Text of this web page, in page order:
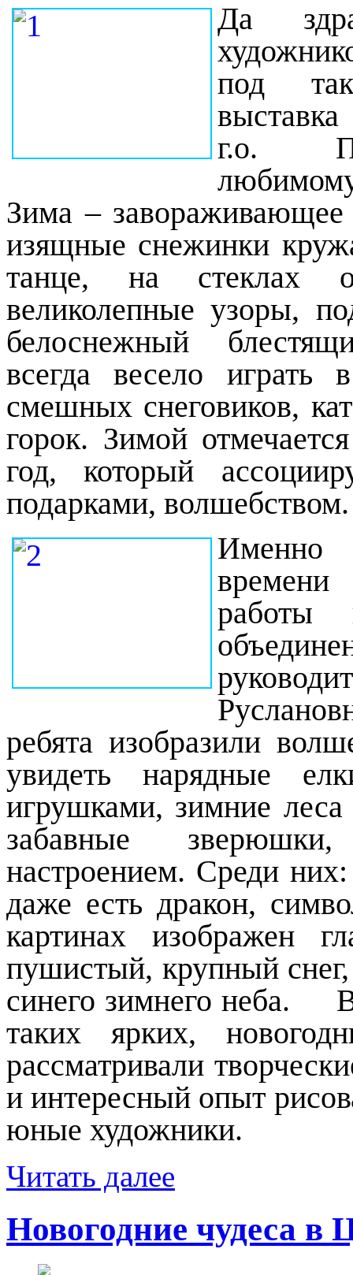
Да
под
выставка
г.о.
Зима – завораживающее
изящные снежинки
танце, на стеклах
великолепные узоры,
белоснежный
всегда весело играть
смешных снеговиков,
горок. Зимой
год, который
подарками, волшебством.
Именно
работы
ребята изобразили
увидеть нарядные
игрушками, зимние
забавные
настроением. Среди
даже есть дракон,
картинах изображен
пушистый, крупный
синего зимнего неба.
таких ярких,
рассматривали
и интересный опыт
юные художники.
Читать далее
Новогодние чудеса в